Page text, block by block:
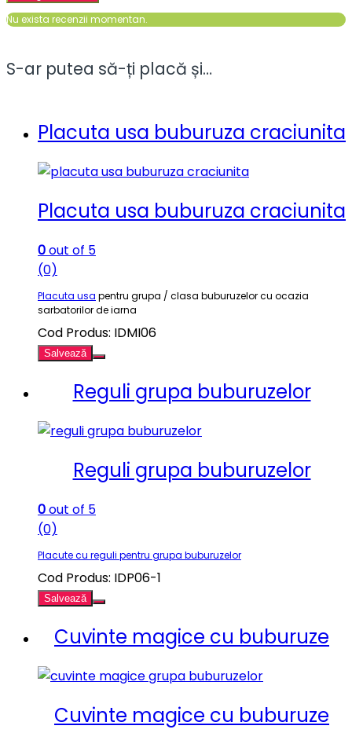
Nu exista recenzii momentan.
S-ar putea să-ți placă și…
Placuta usa buburuza craciunita
Placuta usa buburuza craciunita
0out of 5
(0)
Placuta usa pentru grupa / clasa buburuzelor cu ocazia
sarbatorilor de iarna
Cod Produs: IDMI06
Salvează
Reguli grupa buburuzelor
Reguli grupa buburuzelor
0out of 5
(0)
Placute cu reguli pentru grupa buburuzelor
Cod Produs: IDP06-1
Salvează
Cuvinte magice cu buburuze
Cuvinte magice cu buburuze